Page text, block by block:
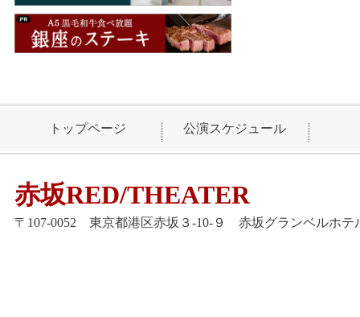
トップページ 公演スケジュール
赤坂RED/THEATER
〒107-0052 東京都港区赤坂３-10-９ 赤坂グランベルホテ